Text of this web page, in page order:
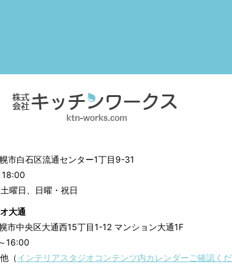
市白石区流通センター1丁目9-31
18:00
曜日、日曜・祝日
大通
市中央区大通西15丁目1-12 マンション大通1F
16:00
（インテリアスタジオコンテンツ内カレンダーご確認く